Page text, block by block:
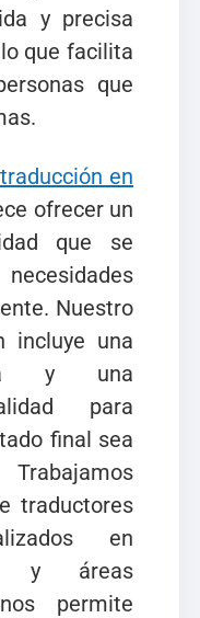
y precisa
que facilita
que
en
ofrecer un
que se
Nuestro
incluye una
y una
para
final sea
traductores
en
y áreas
permite